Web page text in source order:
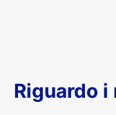
Riguardo i